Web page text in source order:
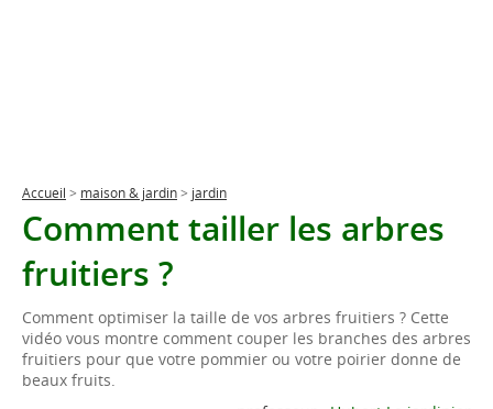
Accueil > maison & jardin> jardin
Comment tailler les arbres
fruitiers ?
Comment optimiser la taille de vos arbres fruitiers ? Cette
vidéo vous montre comment couper les branches des arbres
fruitiers pour que votre pommier ou votre poirier donne de
beaux fruits.